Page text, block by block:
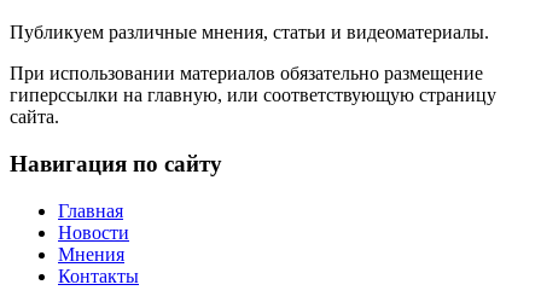
Публикуем различные мнения, статьи и видеоматериалы.
При использовании материалов обязательно размещение
гиперссылки на главную, или соответствующую страницу
сайта.
Навигация по сайту
Главная
Новости
Мнения
Контакты